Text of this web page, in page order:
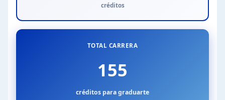
créditos
TOTAL CARRERA
155
créditos para graduarte